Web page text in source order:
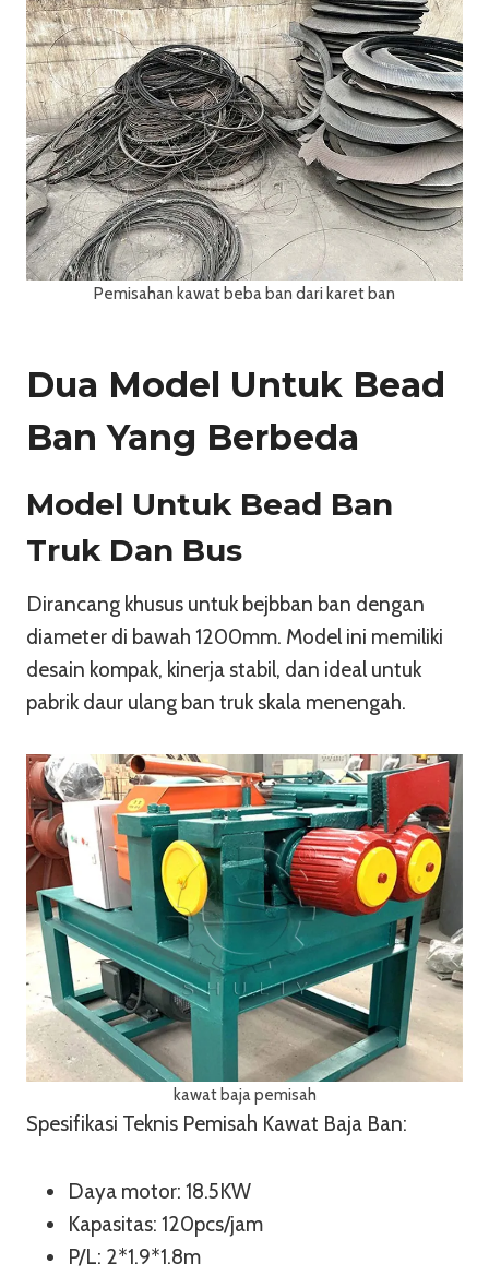
Pemisahan kawat beba ban dari karet ban
Dua Model Untuk Bead
Ban Yang Berbeda
Model Untuk Bead Ban
Truk Dan Bus
Dirancang khusus untuk bejbban ban dengan
diameter di bawah 1200mm. Model ini memiliki
desain kompak, kinerja stabil, dan ideal untuk
pabrik daur ulang ban truk skala menengah.
kawat baja pemisah
Spesifikasi Teknis Pemisah Kawat Baja Ban:
Daya motor: 18.5KW
Kapasitas: 120pcs/jam
P/L: 2*1.9*1.8m